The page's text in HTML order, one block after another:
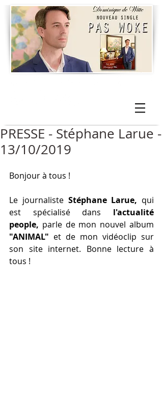
PRESSE - Stéphane Larue -
13/10/2019
Bonjour à tous !
Le journaliste Stéphane Larue, qui
est spécialisé dans l'actualité
people,
"ANIMAL" et de mon vidéoclip sur
son site internet. Bonne lecture à
tous !